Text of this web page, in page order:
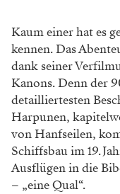
Kaum einer hat es
kennen. Das
dank seiner
Kanons. Denn der
detailliertesten
Harpunen,
von Hanfseilen,
Schiffsbau im 19.
Ausflügen in die
– „eine Qual“.